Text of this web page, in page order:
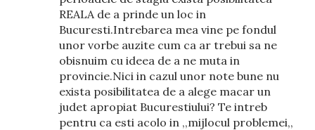
REALA de a prinde un loc in
Bucuresti.Intrebarea mea vine pe fondul
unor vorbe auzite cum ca ar trebui sa ne
obisnuim cu ideea de a ne muta in
provincie.Nici in cazul unor note bune nu
exista posibilitatea de a alege macar un
judet apropiat Bucurestiului? Te intreb
pentru ca esti acolo in ,,mijlocul problemei,,